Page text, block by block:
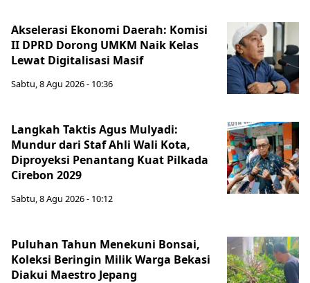
Akselerasi Ekonomi Daerah: Komisi
II DPRD Dorong UMKM Naik Kelas
Lewat Digitalisasi Masif
Sabtu, 8 Agu 2026 - 10:36
Langkah Taktis Agus Mulyadi:
Mundur dari Staf Ahli Wali Kota,
Diproyeksi Penantang Kuat Pilkada
Cirebon 2029
Sabtu, 8 Agu 2026 - 10:12
Puluhan Tahun Menekuni Bonsai,
Koleksi Beringin Milik Warga Bekasi
Diakui Maestro Jepang